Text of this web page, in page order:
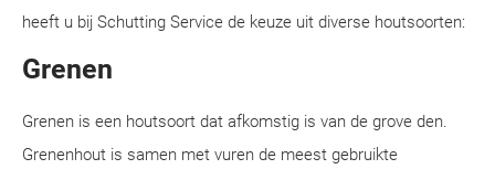
heeft u bij Schutting Service de keuze uit diverse houtsoorten:
Grenen
Grenen is een houtsoort dat afkomstig is van de grove den.
Grenenhout is samen met vuren de meest gebruikte